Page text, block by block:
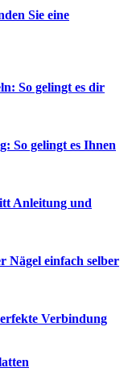
Sie eine
So gelingt es dir
So gelingt es Ihnen
Anleitung und
Nägel einfach selber
Verbindung